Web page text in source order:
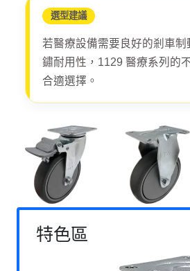
選型建議
若醫療設備需要良好的剎車制
鏽耐用性，1129 醫療系列的
合適選擇。
特色區